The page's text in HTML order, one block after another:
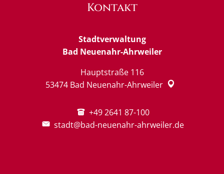
Kontakt
Stadtverwaltung
Bad Neuenahr-Ahrweiler
Hauptstraße 116
53474 Bad Neuenahr-Ahrweiler
+49 2641 87-100
stadt@bad-neuenahr-ahrweiler.de